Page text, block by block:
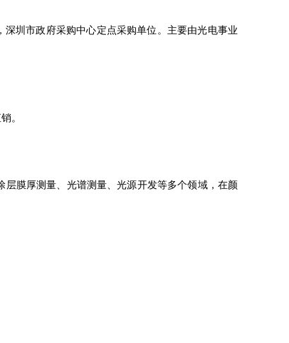
圳市政府采购中心定点采购单位。主要由光电事业
。
膜厚测量、光谱测量、光源开发等多个领域，在颜